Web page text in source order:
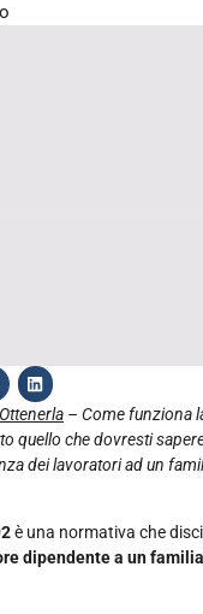
– Come funziona
quello che dovresti
dei lavoratori ad un
è una normativa che
dipendente a un